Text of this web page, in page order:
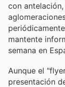
con
mantente
semana en
Aunque el
presentación